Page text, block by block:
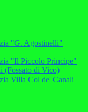
"G. Agostinelli"
"Il Piccolo Principe"
di Vico)
Villa Col de' Canali